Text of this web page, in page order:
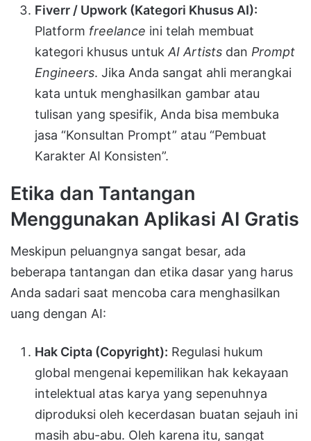
Fiverr / Upwork (Kategori Khusus AI):
Platform freelance ini telah membuat
kategori khusus untuk AI Artists dan Prompt
Engineers. Jika Anda sangat ahli merangkai
kata untuk menghasilkan gambar atau
tulisan yang spesifik, Anda bisa membuka
jasa “Konsultan Prompt” atau “Pembuat
Karakter AI Konsisten”.
Etika dan Tantangan
Menggunakan Aplikasi AI Gratis
Meskipun peluangnya sangat besar, ada
beberapa tantangan dan etika dasar yang harus
Anda sadari saat mencoba cara menghasilkan
uang dengan AI:
Hak Cipta (Copyright): Regulasi hukum
global mengenai kepemilikan hak kekayaan
intelektual atas karya yang sepenuhnya
diproduksi oleh kecerdasan buatan sejauh ini
masih abu-abu. Oleh karena itu, sangat